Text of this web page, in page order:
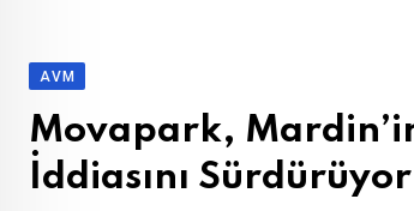
AVM
Movapark,
İddiasını Sürdürüyor